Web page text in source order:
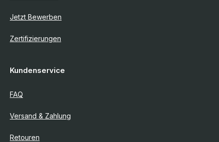
Jetzt Bewerben
Zertifizierungen
Kundenservice
FAQ
Versand & Zahlung
Retouren